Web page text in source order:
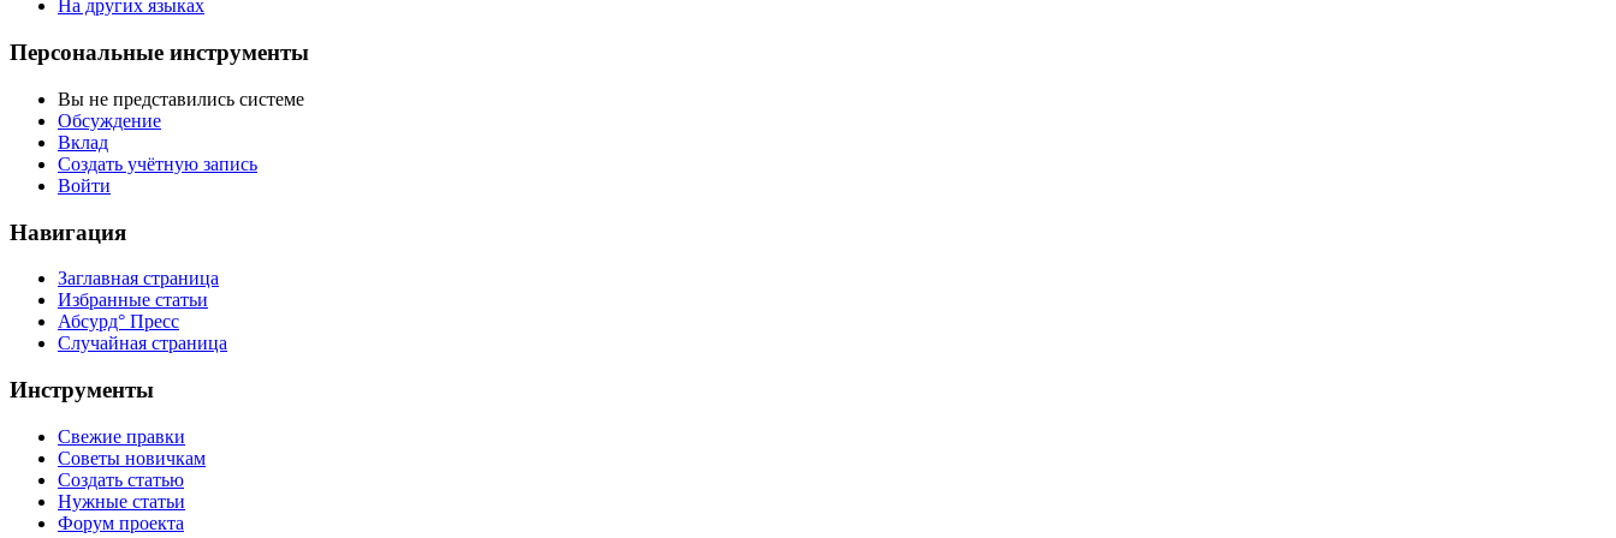
На других языках
Персональные инструменты
Вы не представились системе
Обсуждение
Вклад
Создать учётную запись
Войти
Навигация
Заглавная страница
Избранные статьи
Абсурд° Пресс
Случайная страница
Инструменты
Свежие правки
Советы новичкам
Создать статью
Нужные статьи
Форум проекта